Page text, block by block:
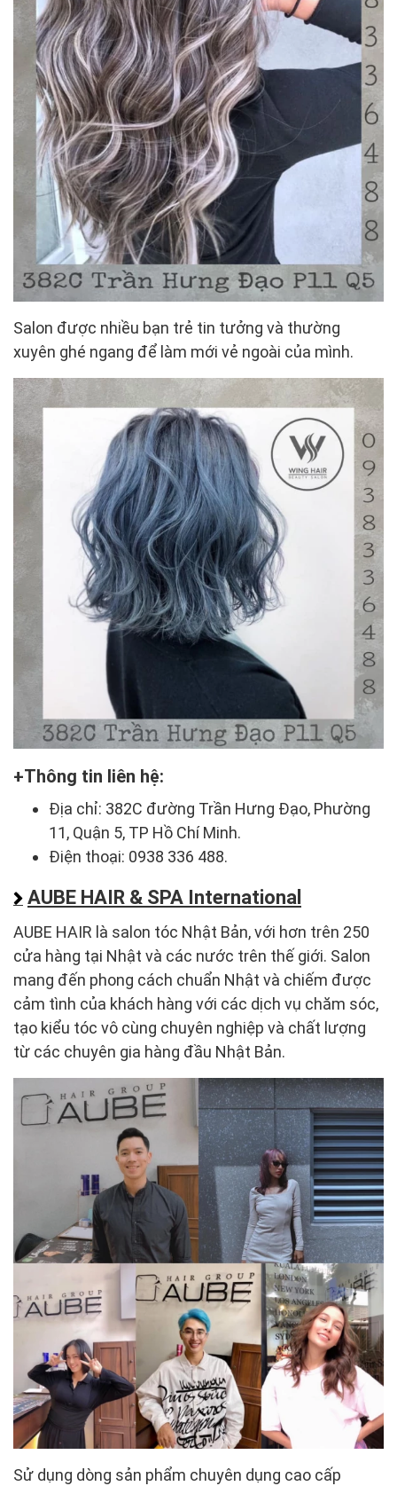
Salon được nhiều bạn trẻ tin tưởng và thường
xuyên ghé ngang để làm mới vẻ ngoài của mình.
Thông tin liên hệ:
Địa chỉ: 382C đường Trần Hưng Đạo, Phường
11, Quận 5, TP Hồ Chí Minh.
Điện thoại: 0938 336 488.
AUBE HAIR & SPA International
AUBE HAIR là salon tóc Nhật Bản, với hơn trên 250
cửa hàng tại Nhật và các nước trên thế giới. Salon
mang đến phong cách chuẩn Nhật và chiếm được
cảm tình của khách hàng với các dịch vụ chăm sóc,
tạo kiểu tóc vô cùng chuyên nghiệp và chất lượng
từ các chuyên gia hàng đầu Nhật Bản.
Sử dụng dòng sản phẩm chuyên dụng cao cấp